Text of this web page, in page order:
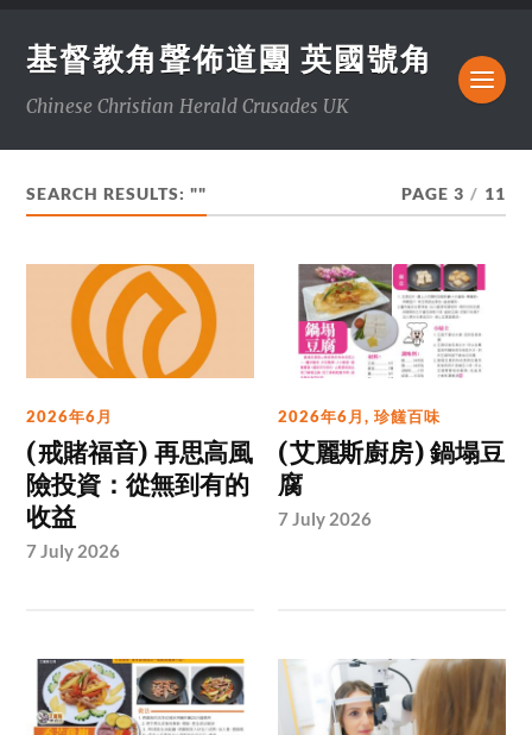
基督教角聲佈道團 英國號角
Chinese Christian Herald Crusades UK
SEARCH RESULTS: "" PAGE 3 / 11
2026年6月
(戒賭福音) 再思高風
險投資：從無到有的
收益
7 July 2026
2026年6月,珍饈百味
(艾麗斯廚房) 鍋塌豆
腐
7 July 2026